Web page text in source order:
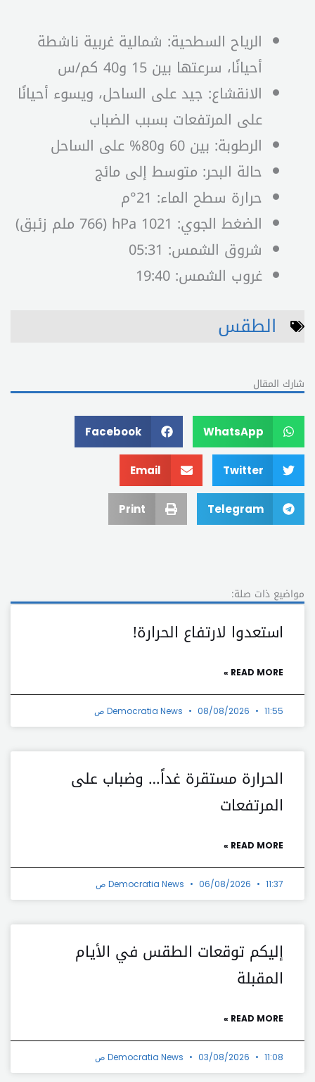
الرياح السطحية: شمالية غربية ناشطة
أحيانًا، سرعتها بين 15 و40 كم/س
الانقشاع: جيد على الساحل، ويسوء أحيانًا
على المرتفعات بسبب الضباب
الرطوبة: بين 60 و80% على الساحل
حالة البحر: متوسط إلى مائج
حرارة سطح الماء: 21°م
الضغط الجوي: 1021 hPa (766 ملم زئبق)
شروق الشمس: 05:31
غروب الشمس: 19:40
الطقس
شارك المقال
WhatsApp
Facebook
Twitter
Email
Telegram
Print
مواضيع ذات صلة:
استعدوا لارتفاع الحرارة!
READ MORE »
Democratia News 08/08/2026 11:55 ص
الحرارة مستقرة غداً… وضباب على
المرتفعات
READ MORE »
Democratia News 06/08/2026 11:37 ص
إليكم توقعات الطقس في الأيام
المقبلة
READ MORE »
Democratia News 03/08/2026 11:08 ص